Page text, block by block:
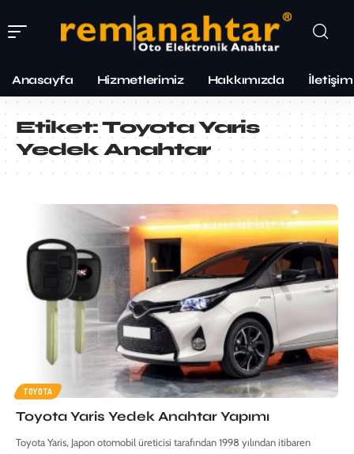
Anasayfa Hizmetlerimiz Hakkımızda İletişim
Etiket:Toyota Yaris
Yedek Anahtar
TOYOTA
Toyota Yaris Yedek Anahtar Yapımı
Toyota Yaris, Japon otomobil üreticisi tarafından 1998 yılından itibaren